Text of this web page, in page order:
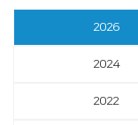
2026
2024
2022